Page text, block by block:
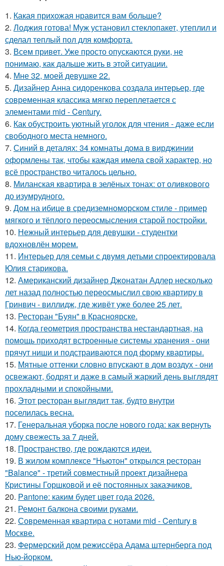
1. Какая прихожая нравится вам больше?
2. Лоджия готова! Муж установил стеклопакет, утеплил и
сделал теплый пол для комфорта.
3. Всем привет. Уже просто опускаются руки, не
понимаю, как дальше жить в этой ситуации.
4. Мне 32, моей девушке 22.
5. Дизайнер Анна сидоренкова создала интерьер, где
современная классика мягко переплетается с
элементами mid - Century.
6. Как обустроить уютный уголок для чтения - даже если
свободного места немного.
7. Синий в деталях: 34 комнаты дома в вирджинии
оформлены так, чтобы каждая имела свой характер, но
всё пространство читалось цельно.
8. Миланская квартира в зелёных тонах: от оливкового
до изумрудного.
9. Дом на ибице в средиземноморском стиле - пример
мягкого и тёплого переосмысления старой постройки.
10. Нежный интерьер для девушки - студентки
вдохновлён морем.
11. Интерьер для семьи с двумя детьми спроектировала
Юлия старикова.
12. Американский дизайнер Джонатан Адлер несколько
лет назад полностью переосмыслил свою квартиру в
Гринвич - виллидж, где живёт уже более 25 лет.
13. Ресторан "Буян" в Красноярске.
14. Когда геометрия пространства нестандартная, на
помощь приходят встроенные системы хранения - они
прячут ниши и подстраиваются под форму квартиры.
15. Мятные оттенки словно впускают в дом воздух - они
освежают, бодрят и даже в самый жаркий день выглядят
прохладными и спокойными.
16. Этот ресторан выглядит так, будто внутри
поселилась весна.
17. Генеральная уборка после нового года: как вернуть
дому свежесть за 7 дней.
18. Пространство, где рождаются идеи.
19. В жилом комплексе "Ньютон" открылся ресторан
"Balance" - третий совместный проект дизайнера
Кристины Горшковой и её постоянных заказчиков.
20. Pantone: каким будет цвет года 2026.
21. Ремонт балкона своими руками.
22. Современная квартира с нотами mid - Century в
Москве.
23. Фермерский дом режиссёра Адама штернберга под
Нью-йорком.